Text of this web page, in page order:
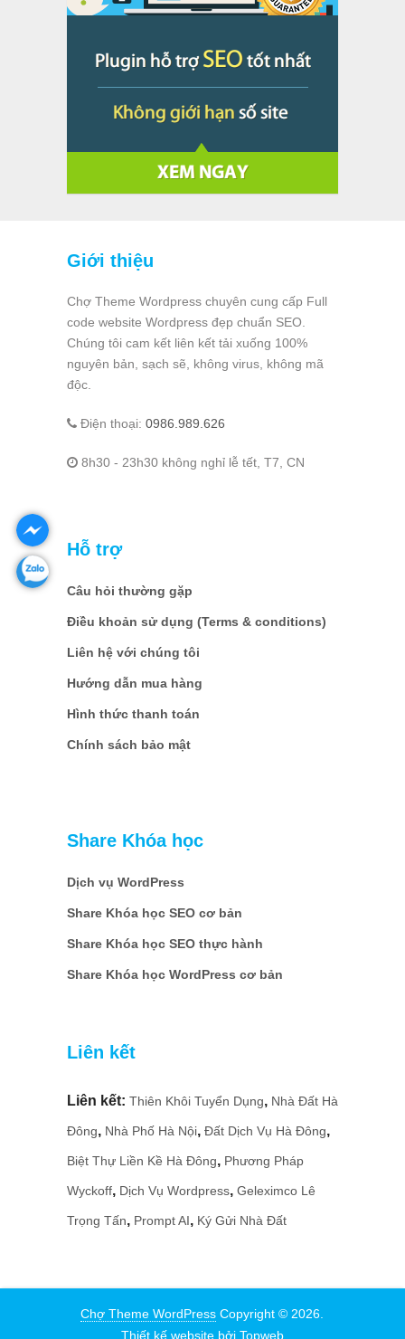
Giới thiệu
Chợ Theme Wordpress chuyên cung cấp Full
code website Wordpress đẹp chuẩn SEO.
Chúng tôi cam kết liên kết tải xuống 100%
nguyên bản, sạch sẽ, không virus, không mã
độc.
Điện thoại: 0986.989.626
8h30 - 23h30 không nghỉ lễ tết, T7, CN
Hỗ trợ
Câu hỏi thường gặp
Điều khoản sử dụng (Terms & conditions)
Liên hệ với chúng tôi
Hướng dẫn mua hàng
Hình thức thanh toán
Chính sách bảo mật
Share Khóa học
Dịch vụ WordPress
Share Khóa học SEO cơ bản
Share Khóa học SEO thực hành
Share Khóa học WordPress cơ bản
Liên kết
Liên kết: Thiên Khôi Tuyển Dụng, Nhà Đất Hà
Đông, Nhà Phố Hà Nội, Đất Dịch Vụ Hà Đông,
Biệt Thự Liền Kề Hà Đông, Phương Pháp
Wyckoff, Dịch Vụ Wordpress, Geleximco Lê
Trọng Tấn, Prompt AI, Ký Gửi Nhà Đất
Chợ Theme WordPress Copyright © 2026.
Thiết kế websitebởi Topweb